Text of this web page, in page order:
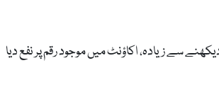
سے زیادہ، اکاؤنٹ میں موجود رقم پر نفع دیا